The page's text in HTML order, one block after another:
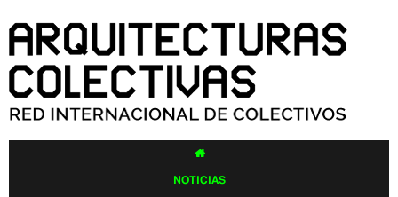
contenido
principal

NOTICIAS